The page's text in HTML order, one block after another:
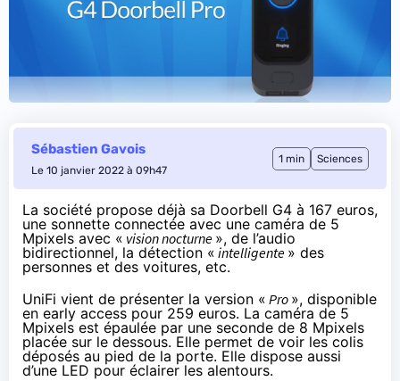
Sébastien Gavois
Le 10 janvier 2022 à 09h47
1 min Sciences
La société propose déjà sa Doorbell G4 à 167 euros,
une sonnette connectée avec une caméra de 5
Mpixels avec « vision nocturne », de l’audio
bidirectionnel, la détection « intelligente » des
personnes et des voitures, etc.
UniFi vient de présenter la version « Pro », disponible
en early access pour 259 euros. La caméra de 5
Mpixels est épaulée par une seconde de 8 Mpixels
placée sur le dessous. Elle permet de voir les colis
déposés au pied de la porte. Elle dispose aussi
d’une LED pour éclairer les alentours.